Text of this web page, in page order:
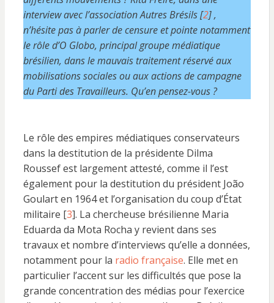
interview avec l’association Autres Brésils [2] ,
n’hésite pas à parler de censure et pointe notamment
le rôle d’O Globo, principal groupe médiatique
brésilien, dans le mauvais traitement réservé aux
mobilisations sociales ou aux actions de campagne
du Parti des Travailleurs. Qu’en pensez-vous ?
Le rôle des empires médiatiques conservateurs
dans la destitution de la présidente Dilma
Roussef est largement attesté, comme il l’est
également pour la destitution du président João
Goulart en 1964 et l’organisation du coup d’État
militaire [3]. La chercheuse brésilienne Maria
Eduarda da Mota Rocha y revient dans ses
travaux et nombre d’interviews qu’elle a données,
notamment pour la radio française. Elle met en
particulier l’accent sur les difficultés que pose la
grande concentration des médias pour l’exercice